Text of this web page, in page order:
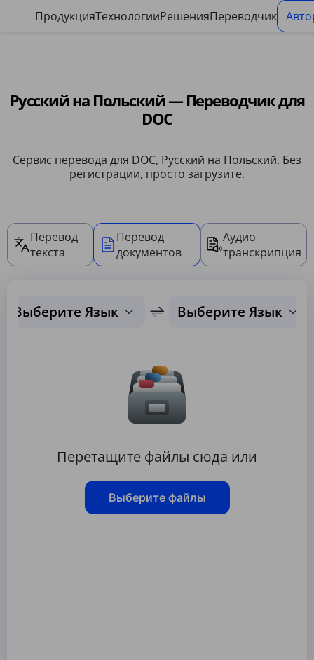
ПродукцияТехнологииРешенияПереводчик
Русский на Польский — Переводчик для
DOC
Сервис перевода для DOC, Русский на Польский. Без
регистрации, просто загрузите.
Перевод
текста
Перевод
документов
Аудио
транскрипция
Выберите Язык Выберите Язык
Перетащите файлы сюда или
Выберите файлы